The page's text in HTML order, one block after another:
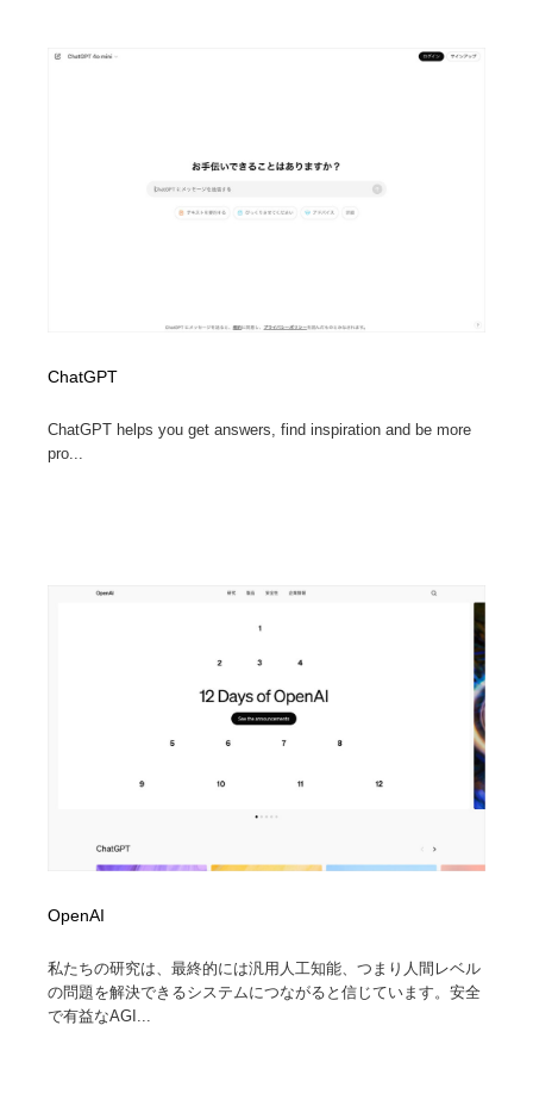
ChatGPT
ChatGPT helps you get answers, find inspiration and be more
pro...
OpenAI
私たちの研究は、最終的には汎用人工知能、つまり人間レベル
の問題を解決できるシステムにつながると信じています。安全
で有益なAGI...